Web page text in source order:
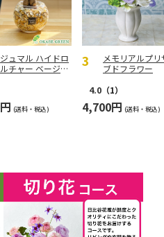
ュマル ハイドロ
チャー ベージュ
(送料・税込)
メモリアルプリ
ブドフラワー
4.0 （1）
4,700円 (送料・税込)